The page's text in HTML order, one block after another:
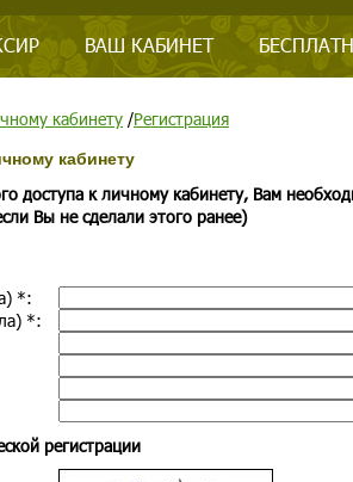
ВАШ КАБИНЕТ
кабинету /Регистрация
кабинету
доступа к личному кабинету, Вам
Вы не сделали этого ранее)
*:
*:
регистрации